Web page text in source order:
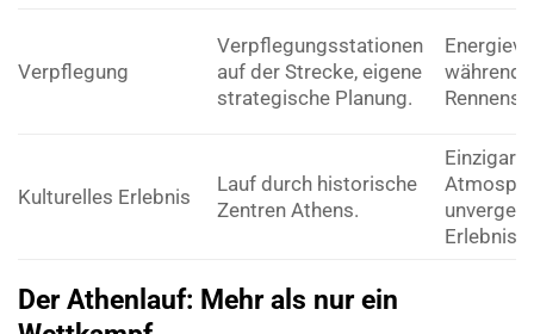
Verpflegung
Verpflegungsstationen
auf der Strecke, eigene
strategische Planung.
während
Rennens.
Kulturelles Erlebnis
Lauf durch historische
Zentren Athens.
Erlebnis.
Der Athenlauf: Mehr als nur ein